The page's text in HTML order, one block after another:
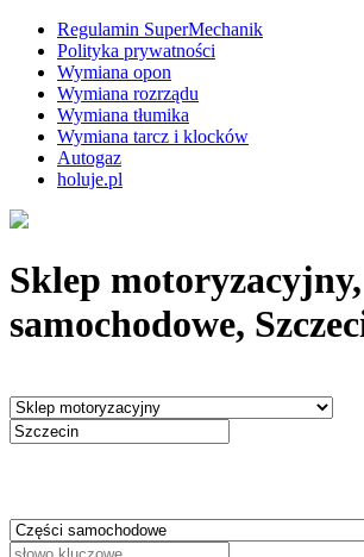
Regulamin SuperMechanik
Polityka prywatności
Wymiana opon
Wymiana rozrządu
Wymiana tłumika
Wymiana tarcz i klocków
Autogaz
holuje.pl
Sklep
samochodowe,